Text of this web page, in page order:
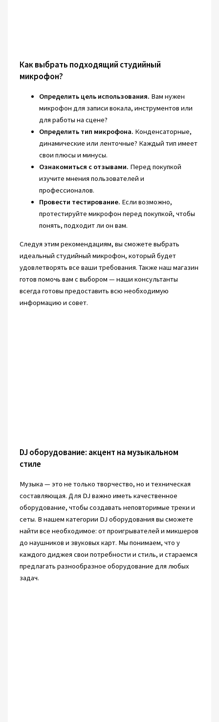
Как выбрать подходящий студийный
микрофон?
Определить цель использования. Вам нужен
микрофон для записи вокала, инструментов или
для работы на сцене?
Определить тип микрофона. Конденсаторные,
динамические или ленточные? Каждый тип имеет
свои плюсы и минусы.
Ознакомиться с отзывами. Перед покупкой
изучите мнения пользователей и
профессионалов.
Провести тестирование. Если возможно,
протестируйте микрофон перед покупкой, чтобы
понять, подходит ли он вам.
Следуя этим рекомендациям, вы сможете выбрать
идеальный студийный микрофон, который будет
удовлетворять все ваши требования. Также наш магазин
готов помочь вам с выбором — наши консультанты
всегда готовы предоставить всю необходимую
информацию и совет.
DJ оборудование: акцент на музыкальном
стиле
Музыка — это не только творчество, но и техническая
составляющая. Для DJ важно иметь качественное
оборудование, чтобы создавать неповторимые треки и
сеты. В нашем категории DJ оборудования вы сможете
найти все необходимое: от проигрывателей и микшеров
до наушников и звуковых карт. Мы понимаем, что у
каждого диджея свои потребности и стиль, и стараемся
предлагать разнообразное оборудование для любых
задач.